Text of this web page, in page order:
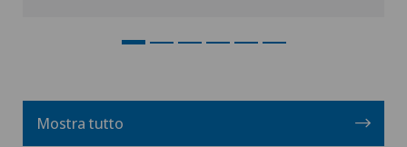
Mostra tutto